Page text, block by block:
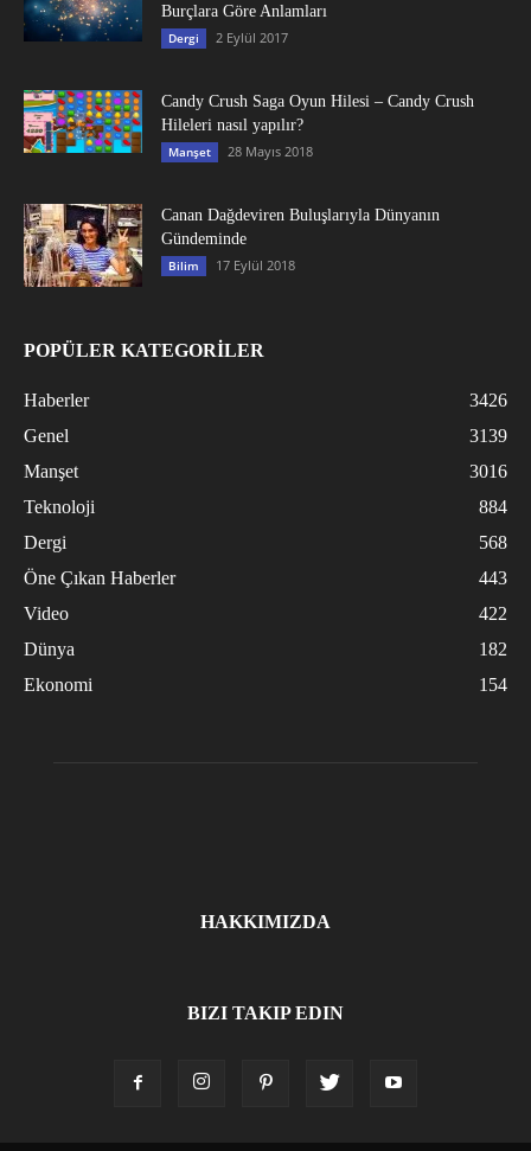
Burçlara Göre Anlamları
Dergi 2 Eylül 2017
Candy Crush Saga Oyun Hilesi – Candy Crush
Hileleri nasıl yapılır?
Manşet 28 Mayıs 2018
Canan Dağdeviren Buluşlarıyla Dünyanın
Gündeminde
Bilim 17 Eylül 2018
POPÜLER KATEGORİLER
Haberler
3426
Genel
3139
Manşet
3016
Teknoloji
884
Dergi
568
Öne Çıkan Haberler
443
Video
422
Dünya
182
Ekonomi
154
HAKKIMIZDA
BIZI TAKIP EDIN